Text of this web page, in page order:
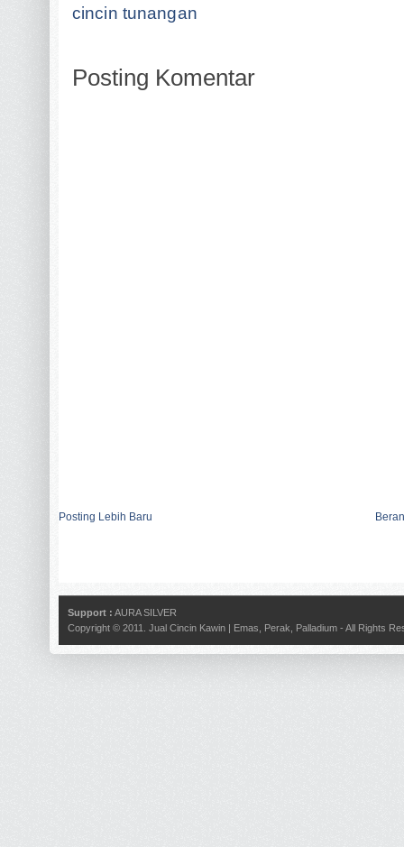
cincin tunangan
Posting Komentar
Posting Lebih Baru
Support : AURA SILVER
Copyright © 2011. Jual Cincin Kawin | Emas, Perak, Palladium - All Rights